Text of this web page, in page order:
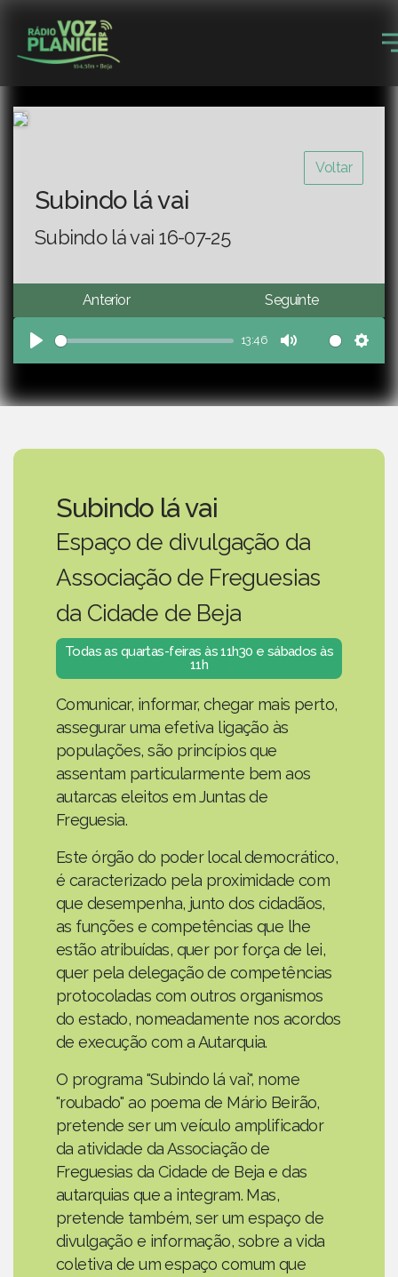
Voltar
Subindo lá vai
Subindo lá vai 16-07-25
Anterior Seguinte
Play
13:46
Mute
Subindo lá vai
Espaço de divulgação da
Associação de Freguesias
da Cidade de Beja
Todas as quartas-feiras às 11h30 e sábados às
11h
Comunicar, informar, chegar mais perto,
assegurar uma efetiva ligação às
populações, são princípios que
assentam particularmente bem aos
autarcas eleitos em Juntas de
Freguesia.
Este órgão do poder local democrático,
é caracterizado pela proximidade com
que desempenha, junto dos cidadãos,
as funções e competências que lhe
estão atribuídas, quer por força de lei,
quer pela delegação de competências
protocoladas com outros organismos
do estado, nomeadamente nos acordos
de execução com a Autarquia.
O programa "Subindo lá vai", nome
"roubado" ao poema de Mário Beirão,
pretende ser um veículo amplificador
da atividade da Associação de
Freguesias da Cidade de Beja e das
autarquias que a integram. Mas,
pretende também, ser um espaço de
divulgação e informação, sobre a vida
coletiva de um espaço comum que